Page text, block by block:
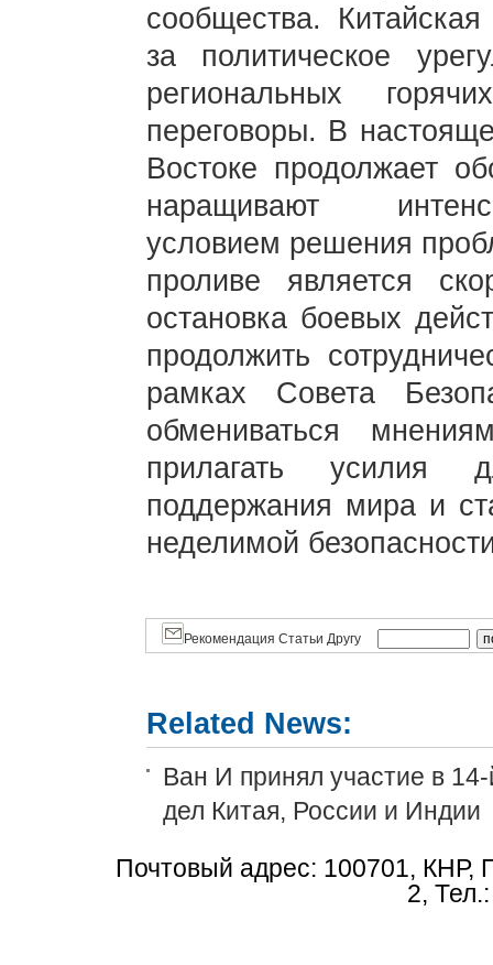
сообщества.
за политическое
региональных
переговоры. В
Востоке продолжает
наращивают
условием решения
проливе является
остановка боевых
продолжить
рамках Совета
обмениваться
прилагать усилия
поддержания мира и
неделимой
Рекомендация Статьи Другу
Related News:
Ван И принял участие в
дел Китая, России и Индии
Почтовый адрес: 100701, КНР,
2,